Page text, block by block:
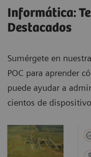
Informática:
Destacados
Sumérgete en
POC para aprender
puede ayudar a
cientos de